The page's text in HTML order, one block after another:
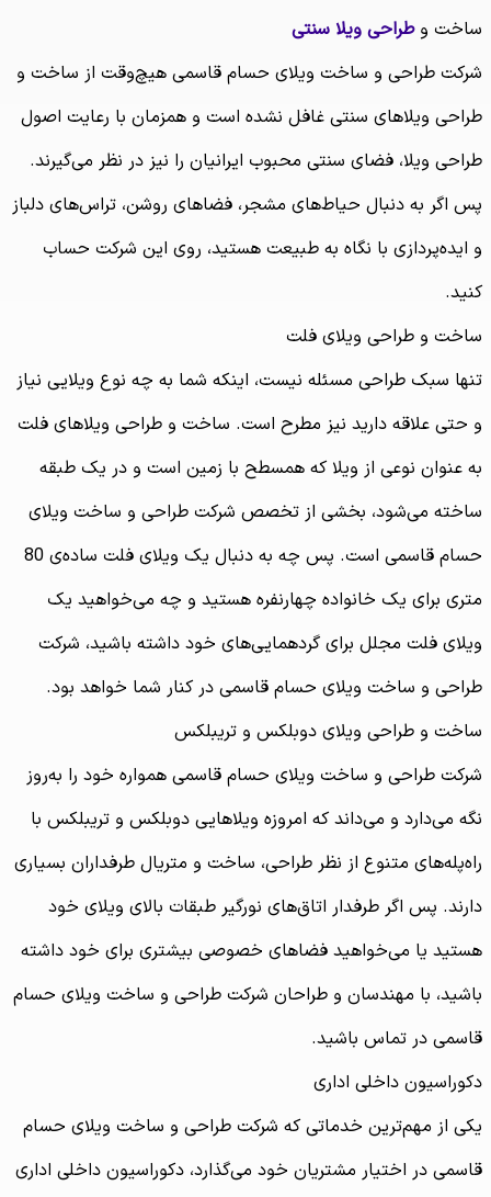
ساخت وطراحی ویلا سنتی
شرکت طراحی و ساخت ویلای حسام قاسمی هیچ‌وقت از ساخت و
طراحی ویلاهای سنتی غافل نشده است و همزمان با رعایت اصول
طراحی ویلا، فضای سنتی محبوب ایرانیان را نیز در نظر می‌گیرند.
پس اگر به دنبال حیاط‌های مشجر، فضاهای روشن، تراس‌های دلباز
و ایده‌پردازی با نگاه به طبیعت هستید، روی این شرکت حساب
کنید.
ساخت و طراحی ویلای فلت
تنها سبک طراحی مسئله نیست، اینکه شما به چه نوع ویلایی نیاز
و حتی علاقه دارید نیز مطرح است. ساخت و طراحی ویلاهای فلت
به عنوان نوعی از ویلا که همسطح با زمین است و در یک طبقه
ساخته می‌شود، بخشی از تخصص شرکت طراحی و ساخت ویلای
حسام قاسمی است. پس چه به دنبال یک ویلای فلت ساده‌ی 80
متری برای یک خانواده چهارنفره هستید و چه می‌خواهید یک
ویلای فلت مجلل برای گردهمایی‌های خود داشته باشید، شرکت
طراحی و ساخت ویلای حسام قاسمی در کنار شما خواهد بود.
ساخت و طراحی ویلای دوبلکس و تریبلکس
شرکت طراحی و ساخت ویلای حسام قاسمی همواره خود را به‌روز
نگه می‌دارد و می‌داند که امروزه ویلاهایی دوبلکس و تریبلکس با
راه‌پله‌های متنوع از نظر طراحی، ساخت و متریال طرفداران بسیاری
دارند. پس اگر طرفدار اتاق‌های نورگیر طبقات بالای ویلای خود
هستید یا می‌خواهید فضاهای خصوصی بیشتری برای خود داشته
باشید، با مهندسان و طراحان شرکت طراحی و ساخت ویلای حسام
قاسمی در تماس باشید.
دکوراسیون داخلی اداری
یکی از مهم‌ترین خدماتی که شرکت طراحی و ساخت ویلای حسام
قاسمی در اختیار مشتریان خود می‌گذارد، دکوراسیون داخلی اداری